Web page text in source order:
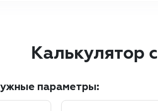
Калькулятор
параметры: